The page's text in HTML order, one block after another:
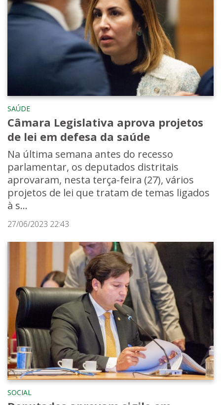
SAÚDE
Câmara Legislativa aprova projetos
de lei em defesa da saúde
Na última semana antes do recesso
parlamentar, os deputados distritais
aprovaram, nesta terça-feira (27), vários
projetos de lei que tratam de temas ligados
à s...
27/06/2023 22:43
SOCIAL